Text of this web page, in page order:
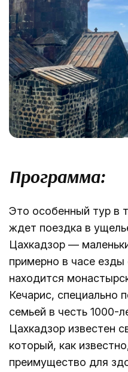
Программа:
Это особенный тур в
ждет поездка в
Цахкадзор —
примерно в часе
находится
Кечарис, специально
семьей в честь 1000-
Цахкадзор известен
который, как
преимущество для